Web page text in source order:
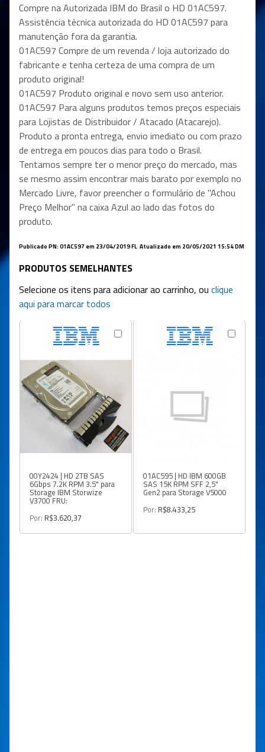
Compre na Autorizada IBM do Brasil o HD 01AC597.
Assistência técnica autorizada do HD 01AC597 para
manutenção fora da garantia.
01AC597 Compre de um revenda / loja autorizado do
fabricante e tenha certeza de uma compra de um
produto original!
01AC597 Produto original e novo sem uso anterior.
01AC597 Para alguns produtos temos preços especiais
para Lojistas de Distribuidor / Atacado (Atacarejo).
Produto a pronta entrega, envio imediato ou com prazo
de entrega em poucos dias para todo o Brasil.
Tentamos sempre ter o menor preço do mercado, mas
se mesmo assim encontrar mais barato por exemplo no
Mercado Livre, favor preencher o formulário de "Achou
Preço Melhor" na caixa Azul ao lado das fotos do
produto.
Publicado PN: 01AC597 em 23/04/2019 FL Atualizado em 20/05/2021 15:54 DM
PRODUTOS SEMELHANTES
Selecione os itens para adicionar ao carrinho, ou clique
aqui para marcar todos
00Y2424 | HD 2TB SAS
6Gbps 7.2K RPM 3.5" para
Storage IBM Storwize
V3700 FRU:
Por: R$3.620,37
01AC595 | HD IBM 600GB
SAS 15K RPM SFF 2,5"
Gen2 para Storage V5000
Por: R$8.433,25